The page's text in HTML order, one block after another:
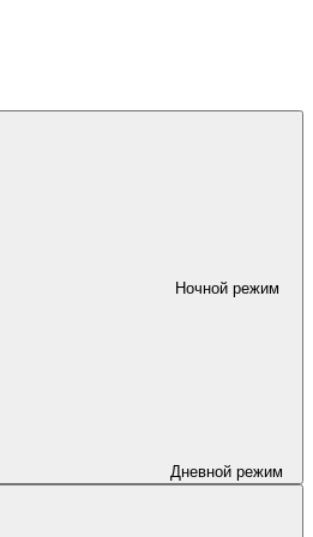
Ночной режим
Дневной режим